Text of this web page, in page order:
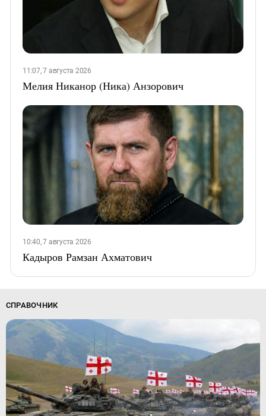
11:07, 7 августа 2026
Мелия Никанор (Ника) Анзорович
10:40, 7 августа 2026
Кадыров Рамзан Ахматович
СПРАВОЧНИК